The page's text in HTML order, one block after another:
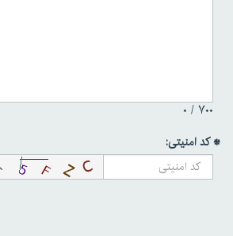
۷۰۰ /
۰
* کد امنیتی: